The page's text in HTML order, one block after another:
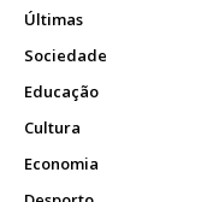
Últimas
Sociedade
Educação
Cultura
Economia